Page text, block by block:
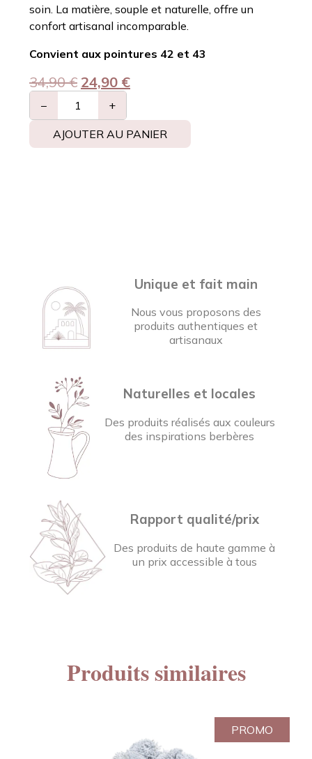
soin. La matière, souple et naturelle, offre un
confort artisanal incomparable.
Convient aux pointures 42 et 43
34,90€ 24,90 €
− +
AJOUTER AU PANIER
Unique et fait main
Nous vous proposons des
produits authentiques et
artisanaux
Naturelles et locales
Des produits réalisés aux couleurs
des inspirations berbères
Rapport qualité/prix
Des produits de haute gamme à
un prix accessible à tous
Produits similaires
PROMO